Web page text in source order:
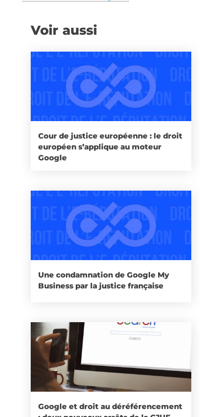
Voir aussi
Cour de justice européenne : le droit
européen s’applique au moteur
Google
Une condamnation de Google My
Business par la justice française
Google et droit au déréférencement